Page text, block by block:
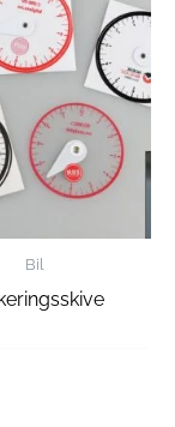
Bil